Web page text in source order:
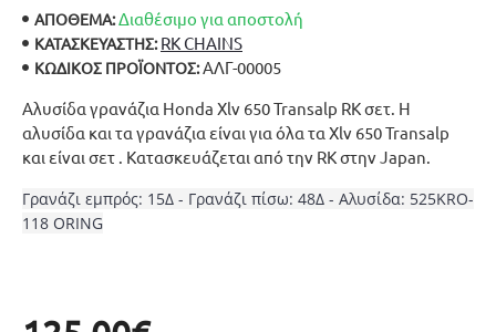
Αλυσίδα γρανάζια Honda Xlv 650 Transalp RK σετ. Η
αλυσίδα και τα γρανάζια είναι για όλα τα Xlv 650 Transalp
και είναι σετ . Κατασκευάζεται από την RK στην Japan.
Γρανάζι εμπρός: 15Δ - Γρανάζι πίσω: 48Δ - Αλυσίδα: 525KRO-
118 ORING
ΑΠΟΘΕΜΑ:Διαθέσιμο για αποστολή
ΚΑΤΑΣΚΕΥΑΣΤΉΣ: RK CHAINS
ΚΩΔΙΚΌΣ ΠΡΟΪΌΝΤΟΣ:ΑΛΓ-00005